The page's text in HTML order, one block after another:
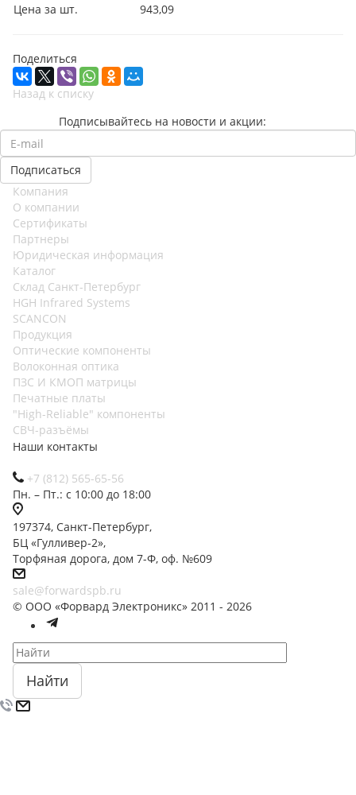
Цена за шт.
943,09
Поделиться
Назад к списку
Подписывайтесь на новости и акции:
Компания
О компании
Сертификаты
Партнеры
Юридическая информация
Каталог
Cклад Санкт-Петербург
HGH Infrared Systems
SCANCON
Продукция
Оптические компоненты
Волоконная оптика
ПЗС И КМОП матрицы
Печатные платы
"High-Reliable" компоненты
СВЧ-разъёмы
Наши контакты
+7 (812) 565-65-56
Пн. – Пт.: с 10:00 до 18:00
197374, Санкт-Петербург,
БЦ «Гулливер-2»,
Торфяная дорога, дом 7-Ф, оф. №609
sale@forwardspb.ru
© ООО «Форвард Электроникс» 2011 - 2026
Найти